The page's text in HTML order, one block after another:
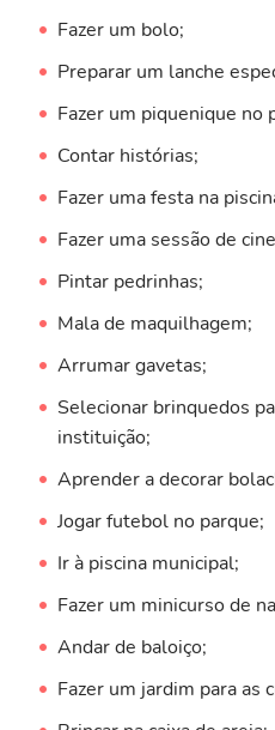
Fazer um bolo;
Preparar um lanche
Fazer um piquenique no
Contar histórias;
Fazer uma festa na
Fazer uma sessão de
Pintar pedrinhas;
Mala de maquilhagem;
Arrumar gavetas;
Selecionar brinquedos
instituição;
Aprender a decorar
Jogar futebol no parque;
Ir à piscina municipal;
Fazer um minicurso de
Andar de baloiço;
Fazer um jardim para as